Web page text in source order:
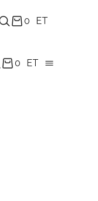
0 ET
0 ET